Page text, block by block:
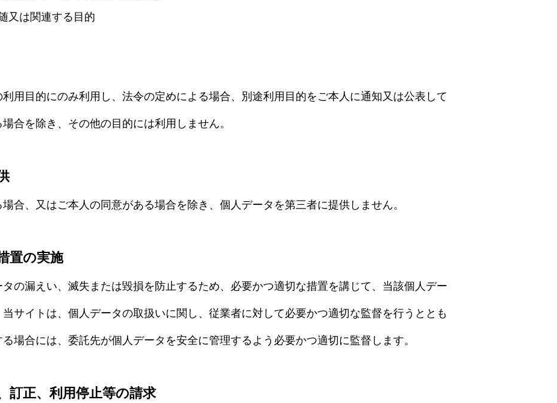
又は関連する目的
用目的にのみ利用し、法令の定めによる場合、別途利用目的をご本人に通知又は公表して
合を除き、その他の目的には利用しません。
合、又はご本人の同意がある場合を除き、個人データを第三者に提供しません。
置の実施
の漏えい、滅失または毀損を防止するため、必要かつ適切な措置を講じて、当該個人デー
サイトは、個人データの取扱いに関し、従業者に対して必要かつ適切な監督を行うととも
場合には、委託先が個人データを安全に管理するよう必要かつ適切に監督します。
訂正、利用停止等の請求